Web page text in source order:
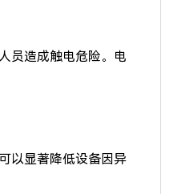
员造成触电危险。电
以显著降低设备因异